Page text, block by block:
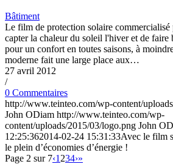
Bâtiment
Le film de protection solaire commercialisé
capter la chaleur du soleil l'hiver et de
pour un confort en toutes saisons, à
moderne fait une large place aux…
27 avril 2012
/
0 Commentaires
http://www.teinteo.com/wp-content/
John ODiam http://www.teinteo.com/wp-
content/uploads/2015/03/logo.png John
12:25:362014-02-24 15:31:33Avec le film
le plein d’économies d’énergie !
Page 2 sur 7‹1 234›»